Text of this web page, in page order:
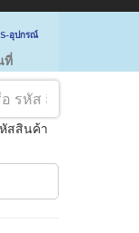
อุปกรณ์
ที่
สสินค้า